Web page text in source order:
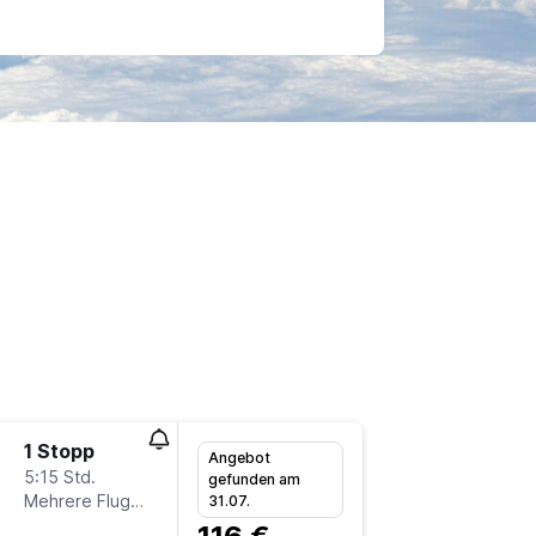
1 Stopp
5:15 Std.
Mehrere Fluglinien
Angebot
gefunden am
31.07.